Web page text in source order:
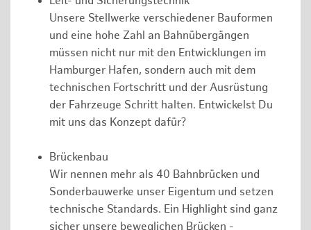
Unsere Stellwerke verschiedener Bauformen
und eine hohe Zahl an Bahnübergängen
müssen nicht nur mit den Entwicklungen im
Hamburger Hafen, sondern auch mit dem
technischen Fortschritt und der Ausrüstung
der Fahrzeuge Schritt halten. Entwickelst Du
mit uns das Konzept dafür?
Brückenbau
Wir nennen mehr als 40 Bahnbrücken und
Sonderbauwerke unser Eigentum und setzen
technische Standards. Ein Highlight sind ganz
sicher unsere beweglichen Brücken -